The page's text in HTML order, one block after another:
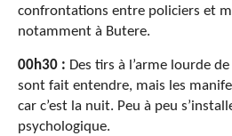
confrontations entre policiers et
notamment à Butere.
00h30 : Des tirs à l’arme lourde
sont fait entendre, mais les
car c’est la nuit. Peu à peu
psychologique.